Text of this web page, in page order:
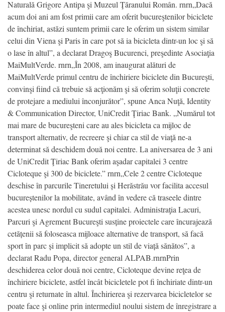
Naturală Grigore Antipa şi Muzeul Ţăranului Român. rnrn„Dacă
acum doi ani am fost primii care am oferit bucureştenilor biciclete
de închiriat, astăzi suntem primii care le oferim un sistem similar
celui din Viena şi Paris în care pot să ia bicicleta dintr-un loc şi să
o lase în altul”, a declarat Dragoş Bucurenci, preşedinte Asociaţia
MaiMultVerde. rnrn„În 2008, am inaugurat alături de
MaiMultVerde primul centru de închiriere biciclete din Bucureşti,
convinşi fiind că trebuie să acţionăm şi să oferim soluţii concrete
de protejare a mediului înconjurător”, spune Anca Nuţă, Identity
& Communication Director, UniCredit Ţiriac Bank. „Numărul tot
mai mare de bucureşteni care au ales bicicleta ca mijloc de
transport alternativ, de recreere şi chiar ca stil de viaţă ne-a
determinat să deschidem două noi centre. La aniversarea de 3 ani
de UniCredit Ţiriac Bank oferim aşadar capitalei 3 centre
Cicloteque şi 300 de biciclete.” rnrn„Cele 2 centre Cicloteque
deschise în parcurile Tineretului și Herăstrău vor facilita accesul
bucureștenilor la mobilitate, având în vedere că traseele dintre
acestea unesc nordul cu sudul capitalei. Administraţia Lacuri,
Parcuri şi Agrement Bucureşti susține proiectele care încurajează
cetățenii să foloseasca mijloace alternative de transport, să facă
sport în parc și implicit să adopte un stil de viață sănătos”, a
declarat Radu Popa, director general ALPAB.rnrnPrin
deschiderea celor două noi centre, Cicloteque devine reţea de
închiriere biciclete, astfel încât bicicletele pot fi închiriate dintr-un
centru şi returnate în altul. Închirierea şi rezervarea bicicletelor se
poate face şi online prin intermediul noului sistem de înregistrare a